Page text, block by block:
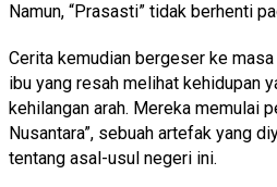
Namun, “Prasasti” tidak berhenti
Cerita kemudian bergeser ke
ibu yang resah melihat kehidupan
kehilangan arah. Mereka memulai
Nusantara”, sebuah artefak yang
tentang asal-usul negeri ini.